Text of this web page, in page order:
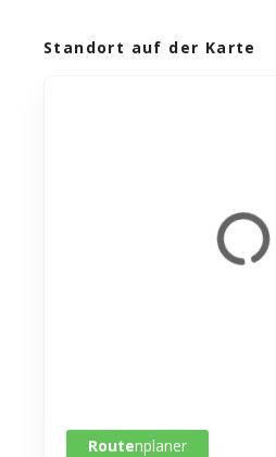
Standort auf der Karte
Routenplaner